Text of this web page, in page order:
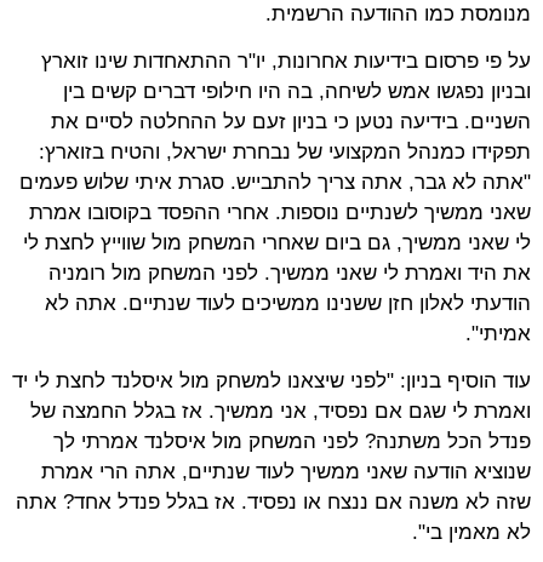
מנומסת כמו ההודעה הרשמית.
על פי פרסום בידיעות אחרונות, יו"ר ההתאחדות שינו זוארץ
ובניון נפגשו אמש לשיחה, בה היו חילופי דברים קשים בין
השניים. בידיעה נטען כי בניון זעם על ההחלטה לסיים את
תפקידו כמנהל המקצועי של נבחרת ישראל, והטיח בזוארץ:
"אתה לא גבר, אתה צריך להתבייש. סגרת איתי שלוש פעמים
שאני ממשיך לשנתיים נוספות. אחרי ההפסד בקוסובו אמרת
לי שאני ממשיך, גם ביום שאחרי המשחק מול שווייץ לחצת לי
את היד ואמרת לי שאני ממשיך. לפני המשחק מול רומניה
הודעתי לאלון חזן ששנינו ממשיכים לעוד שנתיים. אתה לא
אמיתי".
עוד הוסיף בניון: "לפני שיצאנו למשחק מול איסלנד לחצת לי יד
ואמרת לי שגם אם נפסיד, אני ממשיך. אז בגלל החמצה של
פנדל הכל משתנה? לפני המשחק מול איסלנד אמרתי לך
שנוציא הודעה שאני ממשיך לעוד שנתיים, אתה הרי אמרת
שזה לא משנה אם ננצח או נפסיד. אז בגלל פנדל אחד? אתה
לא מאמין בי".